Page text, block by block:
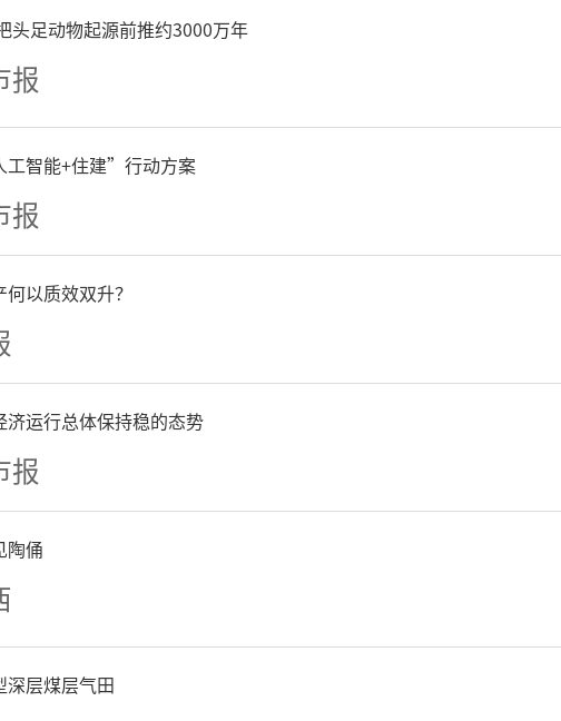
加速构建。
移人口市民化质量不断提升，
住”落户的户口迁移政策全面
参保户籍限制全面取消，常住
务制度、服务设施更加健全，就
建设提质增效。
、都市圈发展步伐加快，西安都
大湾区产业高质量发展投资推
亿元。
济领跑全省经济发展，“一县
头足动物起源前推约3000万年
报
智能+住建”行动方案
报
以质效双升？
济运行总体保持稳的态势
报
陶俑
深层煤层气田